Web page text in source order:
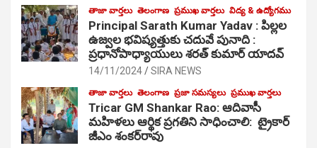
తాజా వార్తలు తెలంగాణ ప్రముఖ వార్తలు విద్య & ఉద్యోగము
Principal Sarath Kumar Yadav : పిల్లల
ఉజ్వల భవిష్యత్తుకు చదువే పునాది :
ప్రధానోపాధ్యాయులు శరత్ కుమార్ యాదవ్
14/11/2024 SIRA NEWS
తాజా వార్తలు తెలంగాణ ప్రజా సమస్యలు ప్రముఖ వార్తలు
Tricar GM Shankar Rao: ఆదివాసీ
మహిళలు ఆర్థిక ప్రగతిని సాధించాలి: ట్రైకార్
జీఎం శంకర్‌రావు